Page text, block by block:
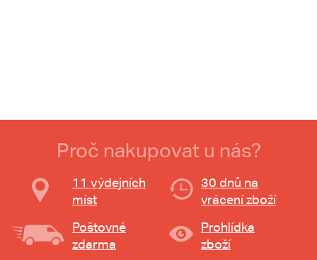
Proč nakupovat u nás?
11 výdejních
míst
30 dnů na
vrácení zboží
Poštovné
zdarma
Prohlídka
zboží